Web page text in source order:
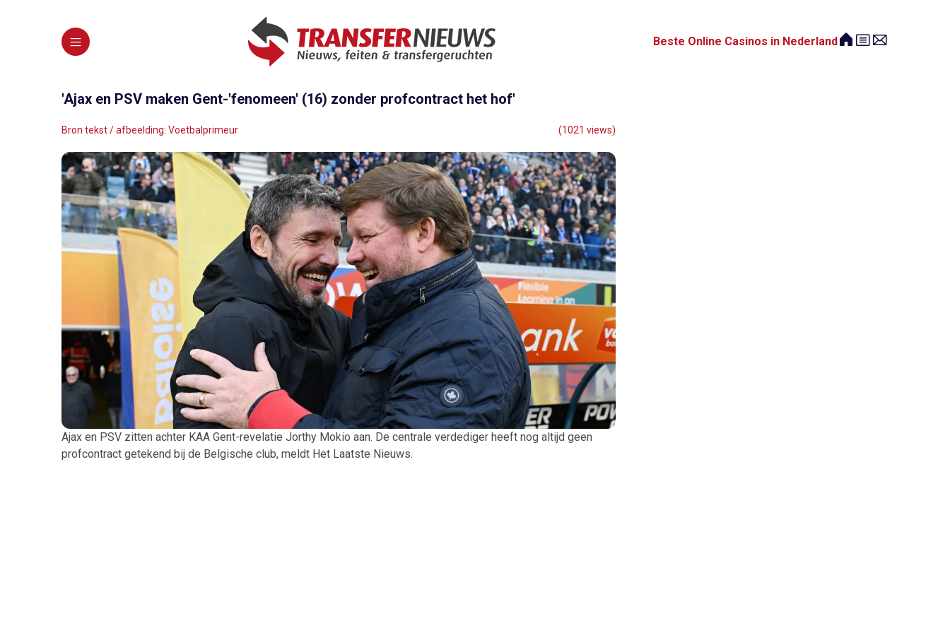
Beste Online Casinos in Nederland
'Ajax en PSV maken Gent-'fenomeen' (16) zonder profcontract het hof'
Bron tekst / afbeelding: Voetbalprimeur (1021 views)
Ajax en PSV zitten achter KAA Gent-revelatie Jorthy Mokio aan. De centrale verdediger heeft nog altijd geen
profcontract getekend bij de Belgische club, meldt Het Laatste Nieuws.